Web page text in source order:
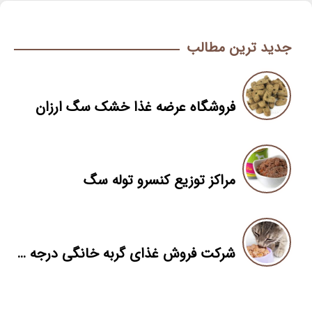
جدید ترین مطالب
فروشگاه عرضه غذا خشک سگ ارزان
مراکز توزیع کنسرو توله سگ
شرکت فروش غذای گربه خانگی درجه یک